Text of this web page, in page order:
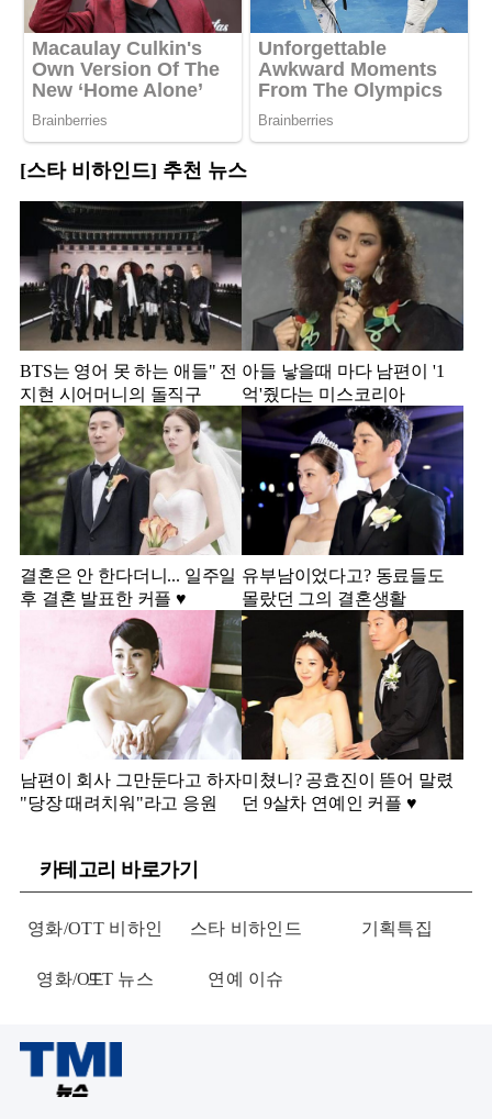
[스타 비하인드] 추천 뉴스
BTS는 영어 못 하는 애들" 전
지현 시어머니의 돌직구
아들 낳을때 마다 남편이 '1
억'줬다는 미스코리아
결혼은 안 한다더니... 일주일
후 결혼 발표한 커플 ♥️
유부남이었다고? 동료들도
몰랐던 그의 결혼생활
남편이 회사 그만둔다고 하자
"당장 때려치워"라고 응원
미쳤니? 공효진이 뜯어 말렸
던 9살차 연예인 커플 ♥️
카테고리 바로가기
영화/OTT 비하인
드
스타 비하인드 기획특집
영화/OTT 뉴스 연예 이슈